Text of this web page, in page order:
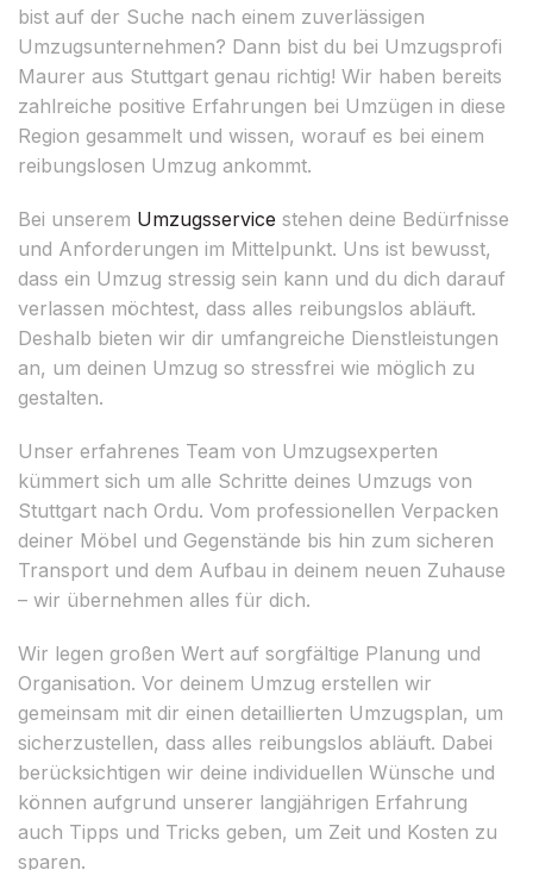
bist auf der Suche nach einem zuverlässigen
Umzugsunternehmen? Dann bist du bei Umzugsprofi
Maurer aus Stuttgart genau richtig! Wir haben bereits
zahlreiche positive Erfahrungen bei Umzügen in diese
Region gesammelt und wissen, worauf es bei einem
reibungslosen Umzug ankommt.
Bei unserem Umzugsservice stehen deine Bedürfnisse
und Anforderungen im Mittelpunkt. Uns ist bewusst,
dass ein Umzug stressig sein kann und du dich darauf
verlassen möchtest, dass alles reibungslos abläuft.
Deshalb bieten wir dir umfangreiche Dienstleistungen
an, um deinen Umzug so stressfrei wie möglich zu
gestalten.
Unser erfahrenes Team von Umzugsexperten
kümmert sich um alle Schritte deines Umzugs von
Stuttgart nach Ordu. Vom professionellen Verpacken
deiner Möbel und Gegenstände bis hin zum sicheren
Transport und dem Aufbau in deinem neuen Zuhause
– wir übernehmen alles für dich.
Wir legen großen Wert auf sorgfältige Planung und
Organisation. Vor deinem Umzug erstellen wir
gemeinsam mit dir einen detaillierten Umzugsplan, um
sicherzustellen, dass alles reibungslos abläuft. Dabei
berücksichtigen wir deine individuellen Wünsche und
können aufgrund unserer langjährigen Erfahrung
auch Tipps und Tricks geben, um Zeit und Kosten zu
sparen.